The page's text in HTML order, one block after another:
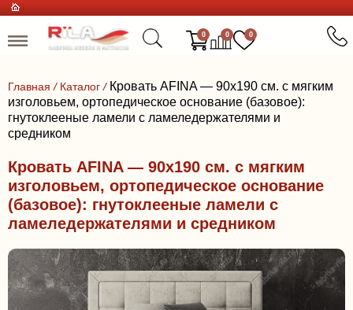
0 0 0
Главная / Каталог / Кровать AFINA — 90x190 см. с мягким
изголовьем, ортопедическое основание (базовое):
гнутоклееные ламели с ламеледержателями и
средником
Кровать AFINA — 90x190 см. с мягким
изголовьем, ортопедическое основание
(базовое): гнутоклееные ламели с
ламеледержателями и средником